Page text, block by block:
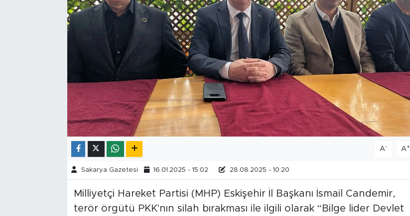
A- A+
Sakarya Gazetesi 16.01.2025 - 15:02 28.08.2025 - 10:20
Milliyetçi Hareket Partisi (MHP) Eskişehir İl Başkanı İsmail Candemir,
terör örgütü PKK'nın silah bırakması ile ilgili olarak “Bilge lider Devlet
Teknoloji